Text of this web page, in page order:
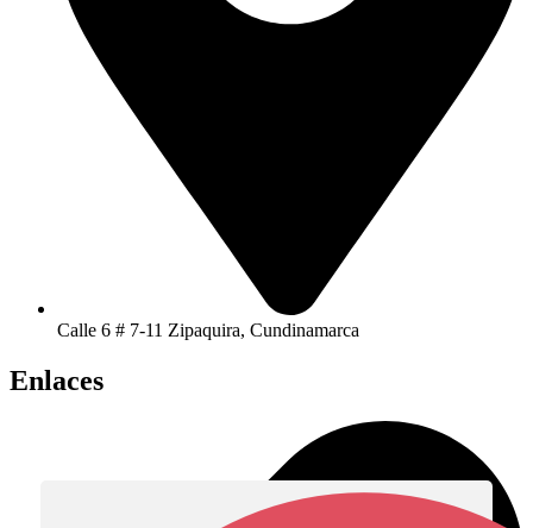
Calle 6 # 7-11 Zipaquira, Cundinamarca
Enlaces